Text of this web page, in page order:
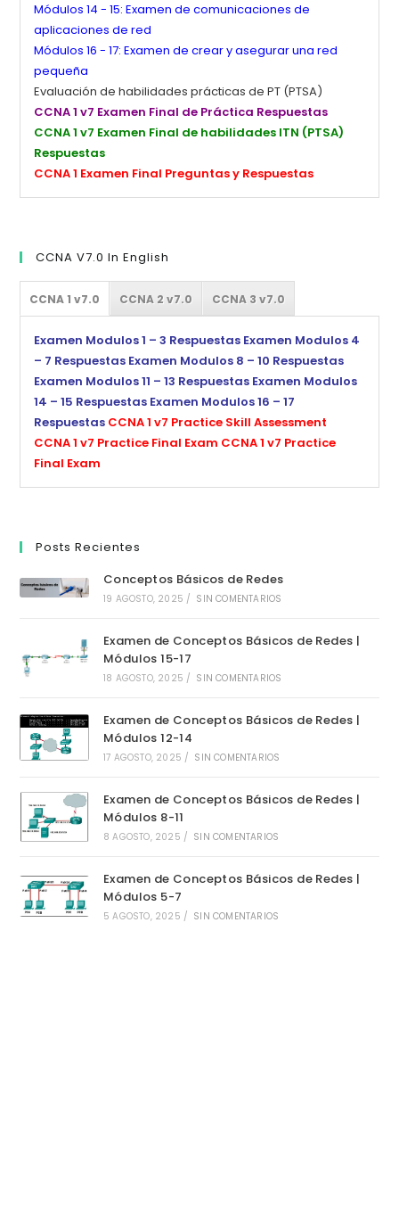
Módulos 14 - 15: Examen de comunicaciones de
aplicaciones de red
Módulos 16 - 17: Examen de crear y asegurar una red
pequeña
Evaluación de habilidades prácticas de PT (PTSA)
CCNA 1 v7 Examen Final de Práctica Respuestas
CCNA 1 v7 Examen Final de habilidades ITN (PTSA)
Respuestas
CCNA 1 Examen Final Preguntas y Respuestas
CCNA V7.0 In English
CCNA 1 v7.0 CCNA 2 v7.0 CCNA 3 v7.0
Examen Modulos 1 – 3 Respuestas Examen Modulos 4
– 7 Respuestas Examen Modulos 8 – 10 Respuestas
Examen Modulos 11 – 13 Respuestas Examen Modulos
14 – 15 Respuestas Examen Modulos 16 – 17
Respuestas CCNA 1 v7 Practice Skill Assessment
CCNA 1 v7 Practice Final Exam CCNA 1 v7 Practice
Final Exam
Posts Recientes
Conceptos Básicos de Redes
19 AGOSTO, 2025 / SIN COMENTARIOS
Examen de Conceptos Básicos de Redes |
Módulos 15-17
18 AGOSTO, 2025 / SIN COMENTARIOS
Examen de Conceptos Básicos de Redes |
Módulos 12-14
17 AGOSTO, 2025 / SIN COMENTARIOS
Examen de Conceptos Básicos de Redes |
Módulos 8-11
8 AGOSTO, 2025 / SIN COMENTARIOS
Examen de Conceptos Básicos de Redes |
Módulos 5-7
5 AGOSTO, 2025 / SIN COMENTARIOS